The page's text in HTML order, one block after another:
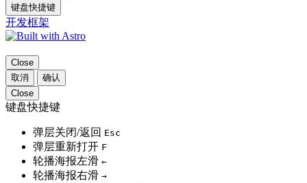
键盘快捷键
开发框架
Close
取消
确认
Close
键盘快捷键
弹层关闭/返回 Esc
弹层重新打开 F
轮播海报左滑 ←
轮播海报右滑 →